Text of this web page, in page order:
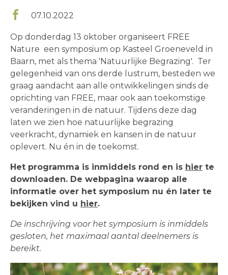
07.10.2022
Op donderdag 13 oktober organiseert FREE
Nature een symposium op Kasteel Groeneveld in
Baarn, met als thema 'Natuurlijke Begrazing'. Ter
gelegenheid van ons derde lustrum, besteden we
graag aandacht aan alle ontwikkelingen sinds de
oprichting van FREE, maar ook aan toekomstige
veranderingen in de natuur. Tijdens deze dag
laten we zien hoe natuurlijke begrazing
veerkracht, dynamiek en kansen in de natuur
oplevert. Nu én in de toekomst.
Het programma is inmiddels rond en is hier te
downloaden. De webpagina waarop alle
informatie over het symposium nu én later te
bekijken vind u hier.
De inschrijving voor het symposium is inmiddels
gesloten, het maximaal aantal deelnemers is
bereikt.